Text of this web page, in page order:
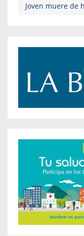
Joven muere de